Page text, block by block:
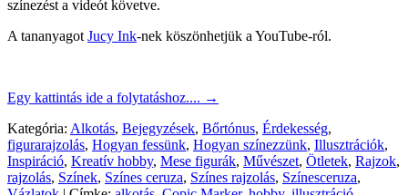
színezést a videót követve.
A tananyagotJucy Ink-nek köszönhetjük a YouTube-ról.
Egy kattintás ide a folytatáshoz.... →
Kategória: Alkotás, Bejegyzések, Bőrtónus, Érdekesség,
figurarajzolás, Hogyan fessünk, Hogyan színezzünk, Illusztrációk,
Inspiráció, Kreatív hobby, Mese figurák, Művészet, Ötletek, Rajzok,
rajzolás, Színek, Színes ceruza, Színes rajzolás, Színesceruza,